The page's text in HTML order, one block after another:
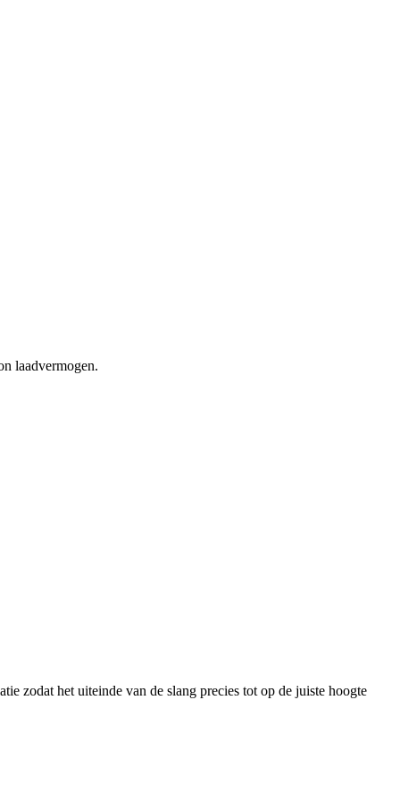
laadvermogen.
zodat het uiteinde van de slang precies tot op de juiste hoogte